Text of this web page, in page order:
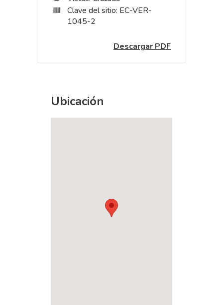
Clave del sitio: EC-VER-
1045-2
Descargar PDF
Ubicación